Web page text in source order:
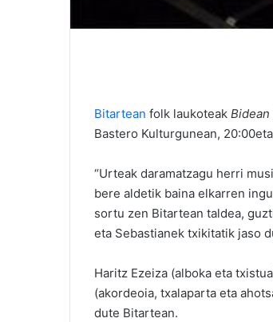
Bitartean folk laukoteak Bidean
Bastero Kulturgunean,
“Urteak daramatzagu herri
bere aldetik baina elkarren
sortu zen Bitartean taldea,
eta Sebastianek txikitatik jaso
Haritz Ezeiza (alboka eta
(akordeoia, txalaparta eta
dute Bitartean.